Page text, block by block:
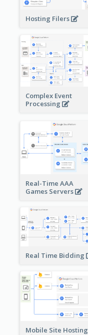
Hosting Filers
Complex Event
Processing
Real-Time AAA
Games Servers
Real Time Bidding
Mobile Site Hosting